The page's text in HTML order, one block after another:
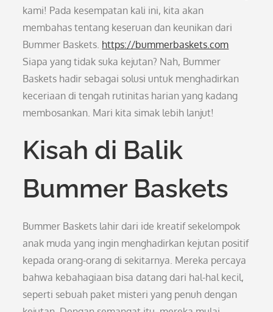
kami! Pada kesempatan kali ini, kita akan
membahas tentang keseruan dan keunikan dari
Bummer Baskets. https://bummerbaskets.com
Siapa yang tidak suka kejutan? Nah, Bummer
Baskets hadir sebagai solusi untuk menghadirkan
keceriaan di tengah rutinitas harian yang kadang
membosankan. Mari kita simak lebih lanjut!
Kisah di Balik
Bummer Baskets
Bummer Baskets lahir dari ide kreatif sekelompok
anak muda yang ingin menghadirkan kejutan positif
kepada orang-orang di sekitarnya. Mereka percaya
bahwa kebahagiaan bisa datang dari hal-hal kecil,
seperti sebuah paket misteri yang penuh dengan